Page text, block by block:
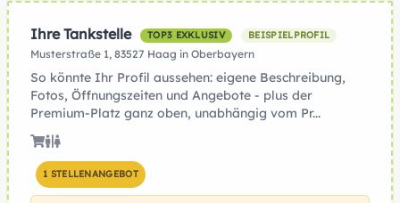
Ihre Tankstelle TOP3 EXKLUSIV BEISPIELPROFIL
Musterstraße 1, 83527 Haag in Oberbayern
So könnte Ihr Profil aussehen: eigene Beschreibung,
Fotos, Öffnungszeiten und Angebote - plus der
Premium-Platz ganz oben, unabhängig vom Pr...
1 STELLENANGEBOT